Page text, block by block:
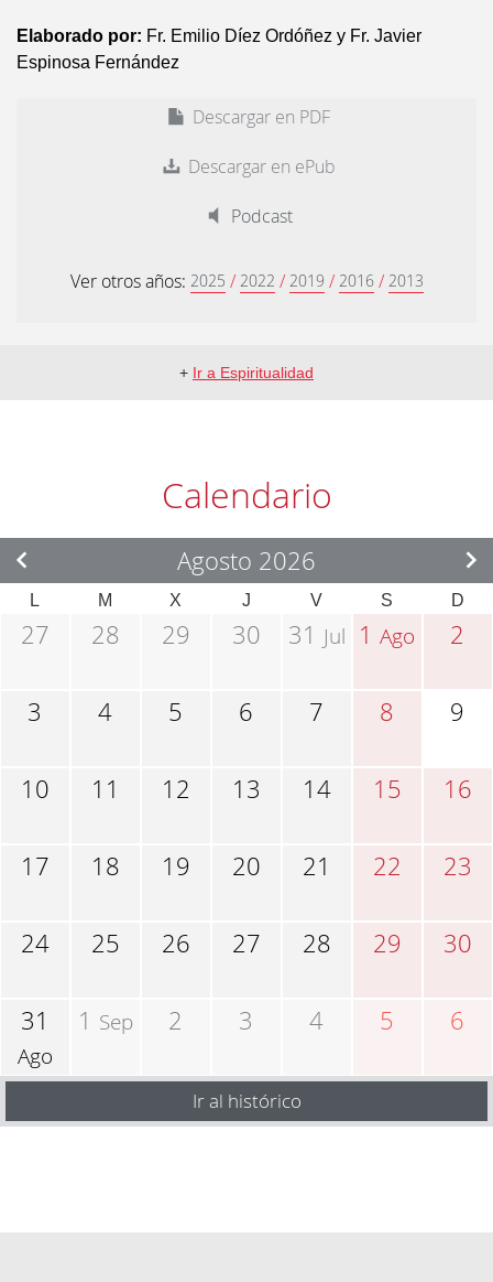
Elaborado por: Fr. Emilio Díez Ordóñez y Fr. Javier
Espinosa Fernández
Descargar en PDF
Descargar en ePub
Podcast
Ver otros años: 2025 / 2022 / 2019 / 2016 / 2013
+ Ir a Espiritualidad
Calendario
Agosto 2026
L M X J V S D
27 28 29 30 31 Jul 1Ago 2
3 4 5 6 7 8 9
10 11 12 13 14 15 16
17 18 19 20 21 22 23
24 25 26 27 28 29 30
31
Ago
1 Sep 2 3 4 5 6
Ir al histórico